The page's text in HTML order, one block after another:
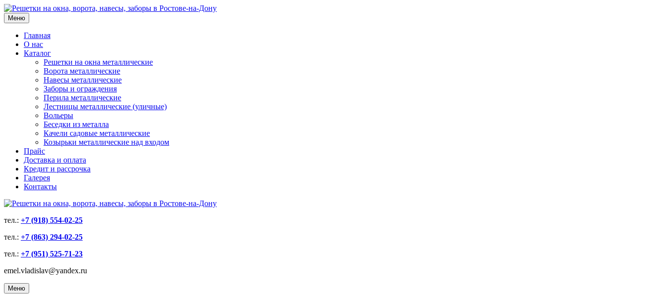
Меню
Главная
О нас
Каталог
Решетки на окна металлические
Ворота металлические
Навесы металлические
Заборы и ограждения
Перила металлические
Лестницы металлические (уличные)
Вольеры
Беседки из металла
Качели садовые металлические
Козырьки металлические над входом
Прайс
Доставка и оплата
Кредит и рассрочка
Галерея
Контакты
тел.: +7 (918) 554-02-25
тел.: +7 (863) 294-02-25
тел.: +7 (951) 525-71-23
emel.vladislav@yandex.ru
Меню